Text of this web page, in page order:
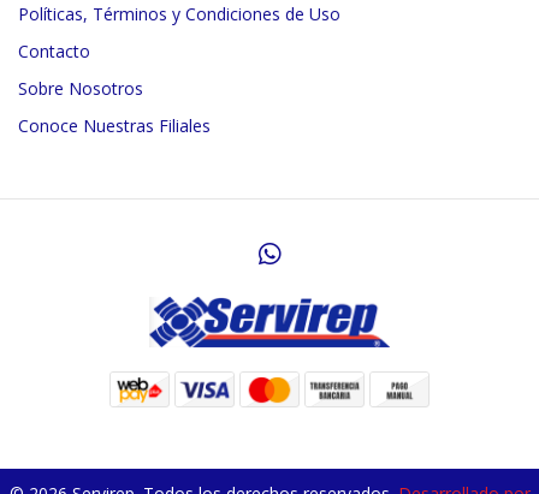
Políticas, Términos y Condiciones de Uso
Contacto
Sobre Nosotros
Conoce Nuestras Filiales